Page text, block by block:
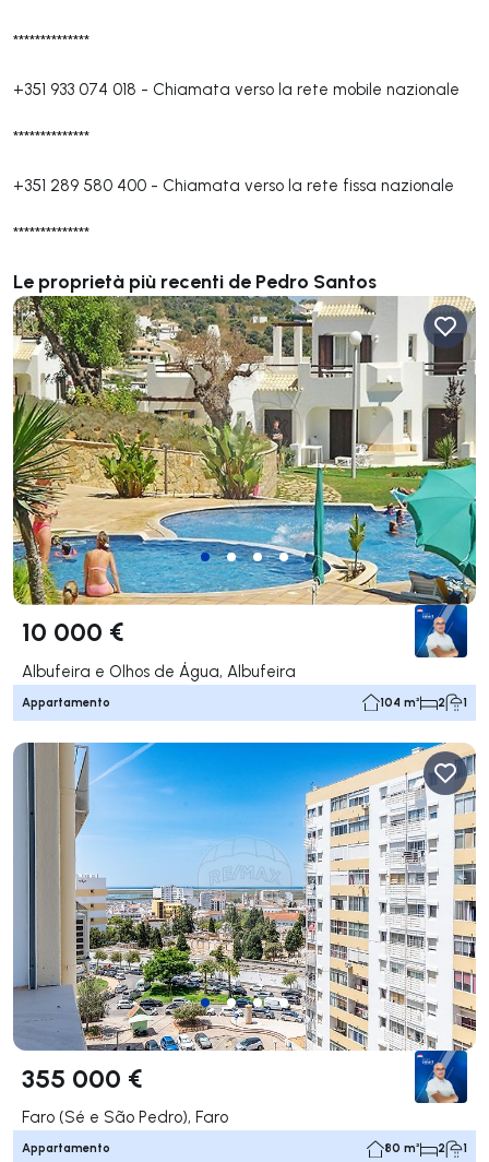
**************
+351 933 074 018 - Chiamata verso la rete mobile nazionale
**************
+351 289 580 400 - Chiamata verso la rete fissa nazionale
**************
Le proprietà più recenti de Pedro Santos
10 000 €
Albufeira e Olhos de Água, Albufeira
Appartamento 104 m² 2 1
355 000 €
Faro (Sé e São Pedro), Faro
Appartamento 80 m² 2 1